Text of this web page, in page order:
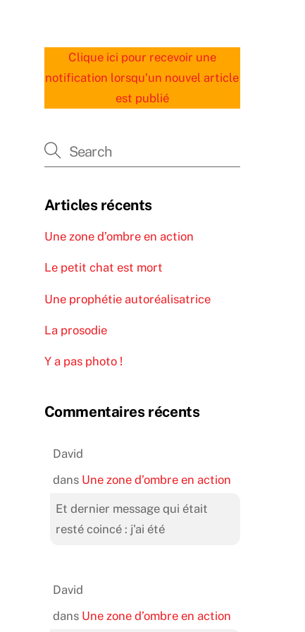
Clique ici pour recevoir une
notification lorsqu'un nouvel article
est publié
Articles récents
Une zone d’ombre en action
Le petit chat est mort
Une prophétie autoréalisatrice
La prosodie
Y a pas photo !
Commentaires récents
David
dans Une zone d’ombre en action
Et dernier message qui était
resté coincé : j'ai été
David
dans Une zone d’ombre en action